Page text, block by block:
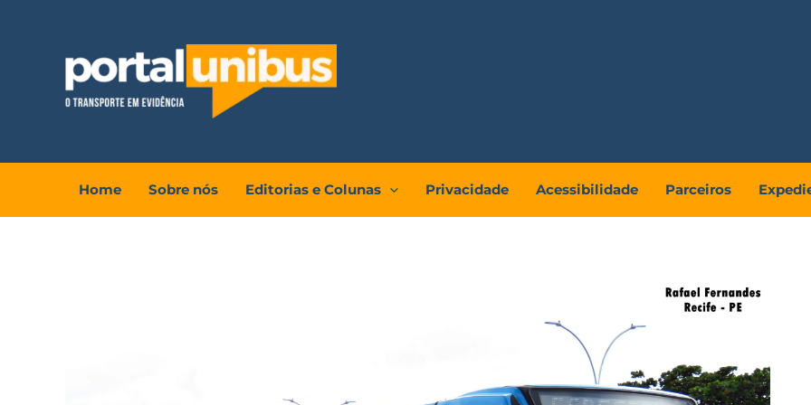
conteúdo
Home Sobre nós Editorias e Colunas Privacidade Acessibilidade Parceiros